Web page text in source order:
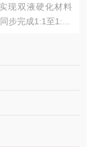
现双液硬化材料
步完成1:1至1:10
射（1500ml/mi